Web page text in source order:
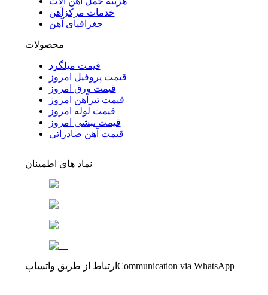
خدمات مرکزآهن
جغرافیای آهن
محصولات
قیمت میلگرد
قیمت پروفیل امروز
قیمت ورق امروز
قیمت تیرآهن امروز
قیمت لوله امروز
قیمت نبشی امروز
قیمت آهن صادراتی
نماد های اطمینان
ارتباط از طریق واتساپ Communication via WhatsApp